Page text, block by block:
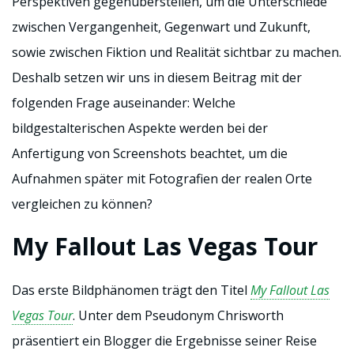
zwischen Vergangenheit, Gegenwart und Zukunft,
sowie zwischen Fiktion und Realität sichtbar zu machen.
Deshalb setzen wir uns in diesem Beitrag mit der
folgenden Frage auseinander: Welche
bildgestalterischen Aspekte werden bei der
Anfertigung von Screenshots beachtet, um die
Aufnahmen später mit Fotografien der realen Orte
vergleichen zu können?
My Fallout Las Vegas Tour
Das erste Bildphänomen trägt den Titel My Fallout Las
Vegas Tour. Unter dem Pseudonym Chrisworth
präsentiert ein Blogger die Ergebnisse seiner Reise